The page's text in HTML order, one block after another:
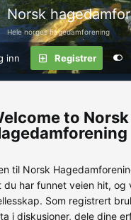
Norsk
Hele norges hagedamforening
inn Registrer
Norsk
til Norsk
du har funnet veien hit, og
Som registrert
i diskusjoner, dele dine